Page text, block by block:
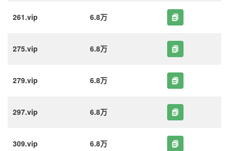
261.vip 6.8万
275.vip 6.8万
279.vip 6.8万
297.vip 6.8万
309.vip 6.8万